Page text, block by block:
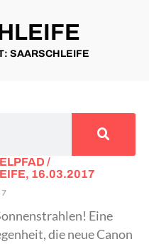
SAARSCHLEIFE
/
16.03.2017
Eine
die neue Canon